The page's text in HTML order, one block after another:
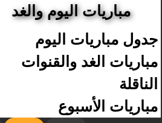
مباريات اليوم والغد
جدول مباريات اليوم
مباريات الغد والقنوات
الناقلة
مباريات الأسبوع